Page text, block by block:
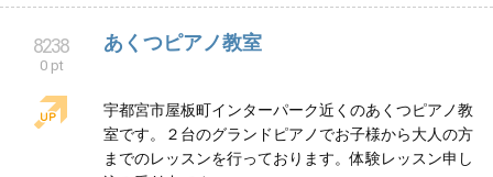
熱海で沖縄居酒屋とロケバスドライバーやってます。
居酒屋